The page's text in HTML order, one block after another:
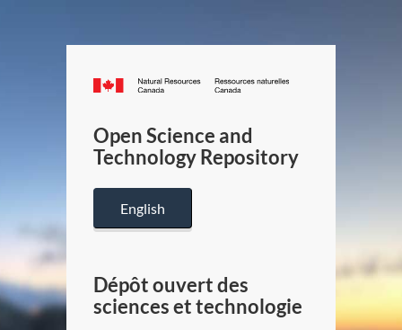
Canada.ca
/
Canada
Open Science and
Technology Repository
English
Dépôt ouvert des
sciences et technologie